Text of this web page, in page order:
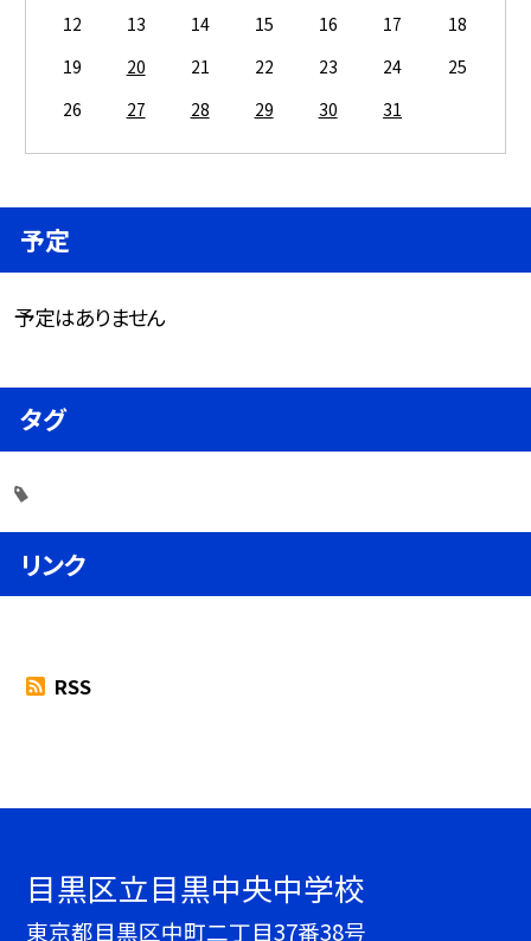
12
13 14 15 16 17
18
19
20 21 22 23 24
25
26
27 28 29 30 31
予定
予定はありません
タグ
リンク
RSS
目黒区立目黒中央中学校
東京都目黒区中町二丁目37番38号